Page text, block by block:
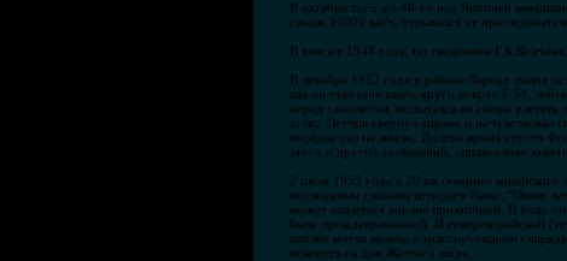
В октябре того же 48-го над Японией
свыше 10000 км/ч, отрывался от
В том же 1948 году, по сведениям
В декабре 1952 года в районе Ларедо пилот
как он стал описывать круги вокруг F-51,
перед самолетом, попытался не спеша
атаку. Летчик свернул вправо и
порядке сел на землю. Долгое время спустя
этого и других сообщений, справедливо
2 июля 1953 года в 20 км севернее
последними словами которого были: "Мимо
может оказаться вполне прозаичной. В ходе
была преждевременной. И северокорейский
вполне могли являться трассирующими
покоится на дне Желтого моря...